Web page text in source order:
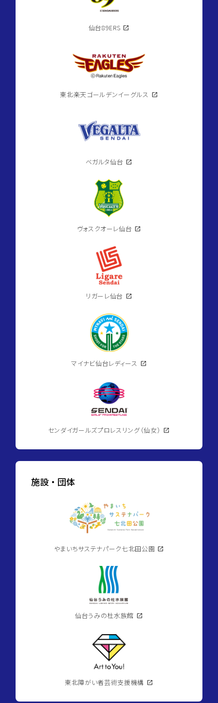
仙台89ERS open_in_new
東北楽天ゴールデンイーグルス open_in_new
ベガルタ仙台 open_in_new
ヴォスクオーレ仙台 open_in_new
リガーレ仙台 open_in_new
マイナビ仙台レディース open_in_new
センダイガールズプロレスリング（仙女） open_in_new
施設・団体
やまいちサステナパーク七北田公園 open_in_new
仙台うみの杜水族館 open_in_new
東北障がい者芸術支援機構 open_in_new